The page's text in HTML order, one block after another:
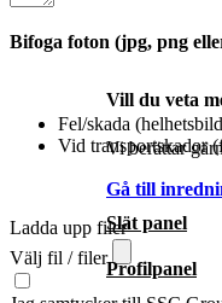
Vill du veta
Vi berättar
Gå till
Slät panel
Profilpanel
Bifoga foton (jpg, png
Fel/skada
Vid transportskador
Ladda upp filer
Välj fil / filer